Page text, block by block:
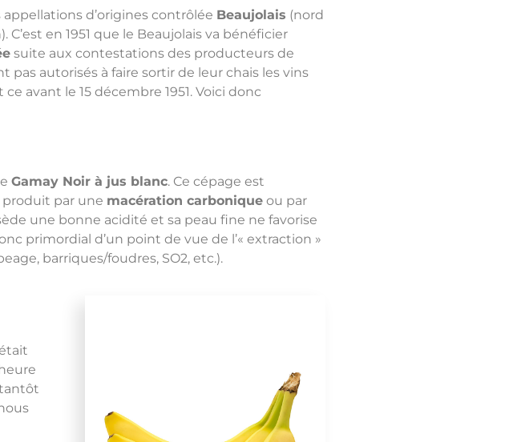
d’origines contrôlée Beaujolais (nord
C’est en 1951 que le Beaujolais va bénéficier
suite aux contestations des producteurs de
pas autorisés à faire sortir de leur chais les vins
avant le 15 décembre 1951. Voici donc
Gamay Noir à jus blanc. Ce cépage est
produit par une macération carboniqueou par
une bonne acidité et sa peau fine ne favorise
primordial d’un point de vue de l’« extraction »
barriques/foudres, SO2, etc.).